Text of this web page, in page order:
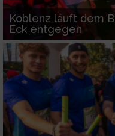
Koblenz läuft dem
Eck entgegen